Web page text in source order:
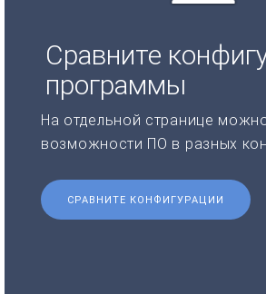
Сравните
программы
На отдельной странице
возможности ПО в разных
СРАВНИТЕ КОНФИГУРАЦИИ